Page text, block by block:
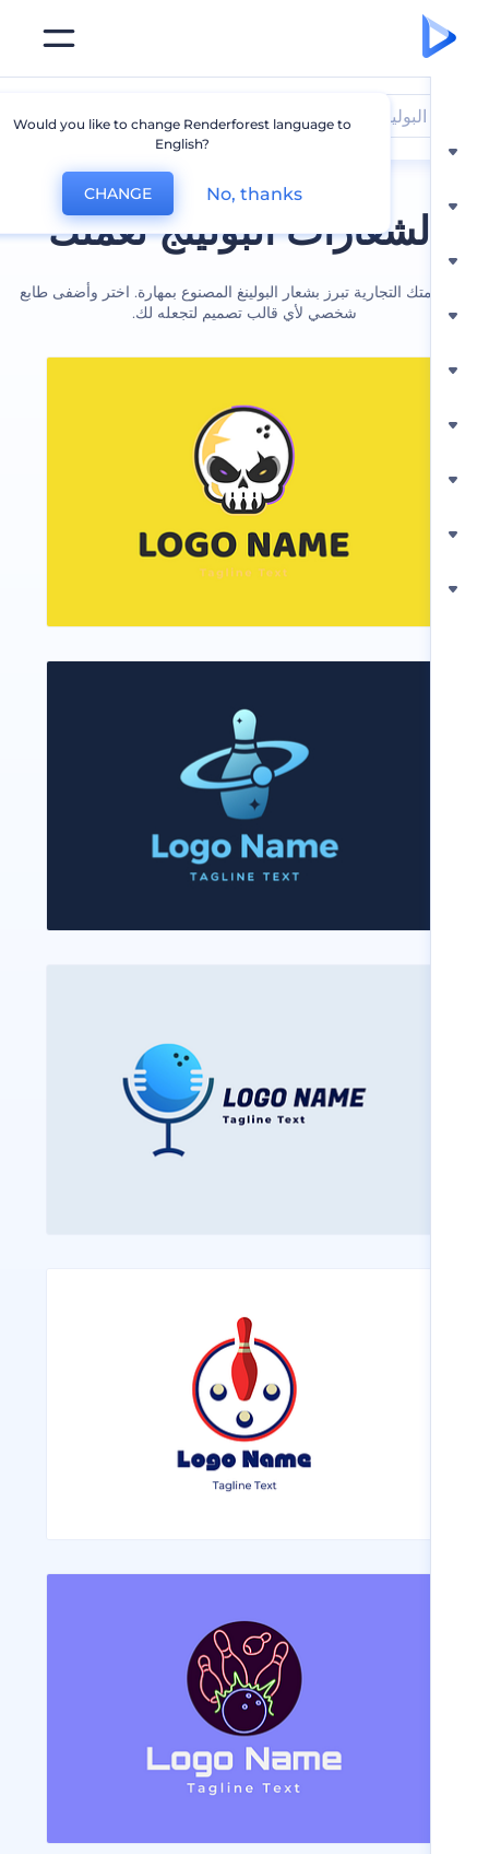
البولينج لعملك
التجارية تبرز بشعار البولينغ المصنوع بمهارة. اختر وأضفى طابع
شخصي لأي قالب تصميم لتجعله لك.
Would you like to change Renderforest language to
CHANGE No, thanks